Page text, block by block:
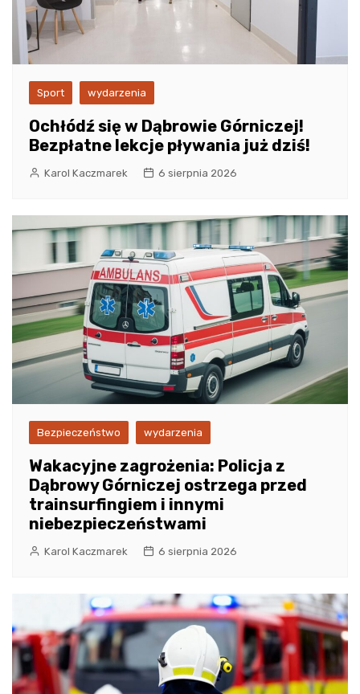
Sport wydarzenia
Ochłódź się w Dąbrowie Górniczej!
Bezpłatne lekcje pływania już dziś!
Karol Kaczmarek 6 sierpnia 2026
Bezpieczeństwo wydarzenia
Wakacyjne zagrożenia: Policja z
Dąbrowy Górniczej ostrzega przed
trainsurfingiem i innymi
niebezpieczeństwami
Karol Kaczmarek 6 sierpnia 2026